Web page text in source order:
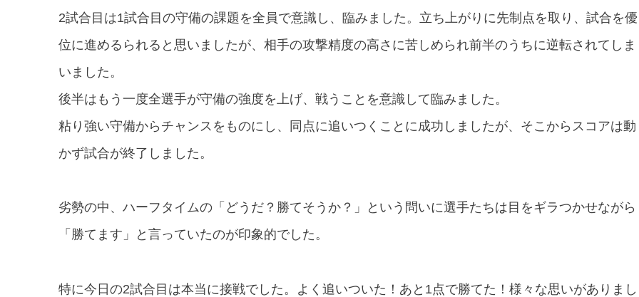
2試合目は1試合目の守備の課題を全員で意識し、臨みました。立ち上がりに先制点を取り、試合を優
位に進めるられると思いましたが、相手の攻撃精度の高さに苦しめられ前半のうちに逆転されてしま
いました。
後半はもう一度全選手が守備の強度を上げ、戦うことを意識して臨みました。
粘り強い守備からチャンスをものにし、同点に追いつくことに成功しましたが、そこからスコアは動
かず試合が終了しました。
劣勢の中、ハーフタイムの「どうだ？勝てそうか？」という問いに選手たちは目をギラつかせながら
「勝てます」と言っていたのが印象的でした。
特に今日の2試合目は本当に接戦でした。よく追いついた！あと 1点で勝てた！様々な思いがありまし